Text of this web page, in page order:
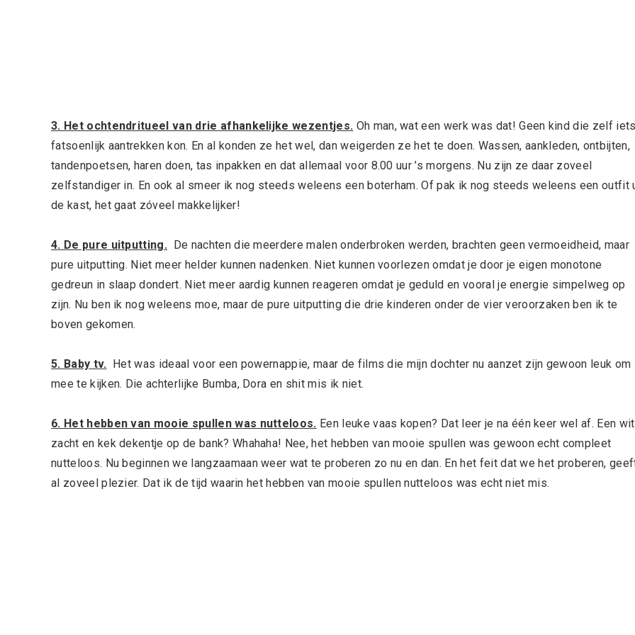
3. Het ochtendritueel van drie afhankelijke wezentjes. Oh man, wat een werk was dat! Geen kind die zelf
fatsoenlijk aantrekken kon. En al konden ze het wel, dan weigerden ze het te doen. Wassen, aankleden, ontbijten,
tandenpoetsen, haren doen, tas inpakken en dat allemaal voor 8.00 uur ’s morgens. Nu zijn ze daar zoveel
zelfstandiger in. En ook al smeer ik nog steeds weleens een boterham. Of pak ik nog steeds weleens een outfit
de kast, het gaat zóveel makkelijker!
4. De pure uitputting. De nachten die meerdere malen onderbroken werden, brachten geen vermoeidheid, maar
pure uitputting. Niet meer helder kunnen nadenken. Niet kunnen voorlezen omdat je door je eigen monotone
gedreun in slaap dondert. Niet meer aardig kunnen reageren omdat je geduld en vooral je energie simpelweg op
zijn. Nu ben ik nog weleens moe, maar de pure uitputting die drie kinderen onder de vier veroorzaken ben ik te
boven gekomen.
5. Baby tv. Het was ideaal voor een powernappie, maar de films die mijn dochter nu aanzet zijn gewoon leuk om
mee te kijken. Die achterlijke Bumba, Dora en shit mis ik niet.
6. Het hebben van mooie spullen was nutteloos. Een leuke vaas kopen? Dat leer je na één keer wel af. Een wit
zacht en kek dekentje op de bank? Whahaha! Nee, het hebben van mooie spullen was gewoon echt compleet
nutteloos. Nu beginnen we langzaamaan weer wat te proberen zo nu en dan. En het feit dat we het proberen,
al zoveel plezier. Dat ik de tijd waarin het hebben van mooie spullen nutteloos was echt niet mis.